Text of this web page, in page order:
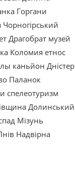
Горгани
Чорногірський
Драгобрат музей
Коломия етнос
каньйон Дністер
Паланок
спелеотуризм
Долинський
Мізунь
Надвірна